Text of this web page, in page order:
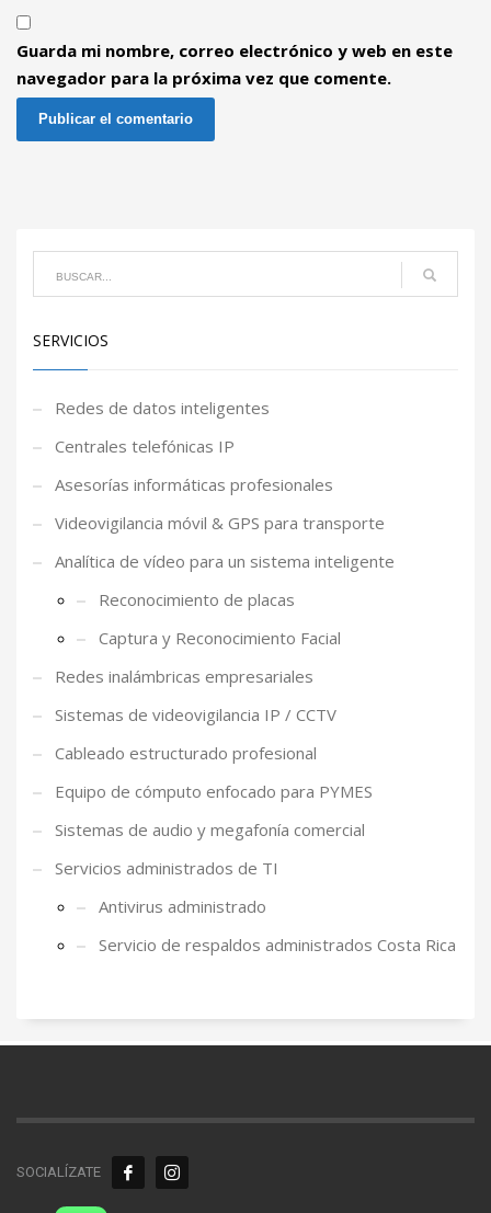
Guarda mi nombre, correo electrónico y web en este
navegador para la próxima vez que comente.
SERVICIOS
Redes de datos inteligentes
Centrales telefónicas IP
Asesorías informáticas profesionales
Videovigilancia móvil & GPS para transporte
Analítica de vídeo para un sistema inteligente
Reconocimiento de placas
Captura y Reconocimiento Facial
Redes inalámbricas empresariales
Sistemas de videovigilancia IP / CCTV
Cableado estructurado profesional
Equipo de cómputo enfocado para PYMES
Sistemas de audio y megafonía comercial
Servicios administrados de TI
Antivirus administrado
Servicio de respaldos administrados Costa Rica
SOCIALÍZATE